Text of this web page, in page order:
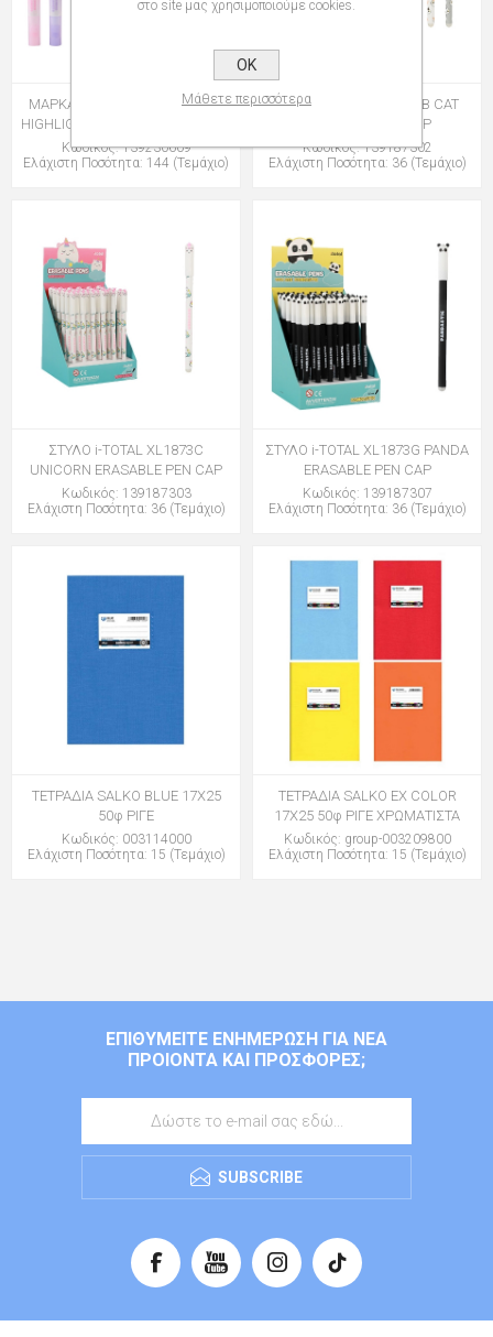
ΜΑΡΚΑΔΟΡΟΙ i-TOTAL XL2306I
HIGHLIGHTER-STAMP ASSORTED
Κωδικός: 139230609
Ελάχιστη Ποσότητα: 144 (Τεμάχιο)
ΣΤΥΛΟ i-TOTAL XL1873B CAT
ERASABLE PEN CAP
Κωδικός: 139187302
Ελάχιστη Ποσότητα: 36 (Τεμάχιο)
ΣΤΥΛΟ i-TOTAL XL1873C
UNICORN ERASABLE PEN CAP
Κωδικός: 139187303
Ελάχιστη Ποσότητα: 36 (Τεμάχιο)
ΣΤΥΛΟ i-TOTAL XL1873G PANDA
ERASABLE PEN CAP
Κωδικός: 139187307
Ελάχιστη Ποσότητα: 36 (Τεμάχιο)
ΤΕΤΡΑΔΙΑ SALKO BLUE 17Χ25
50φ ΡΙΓΕ
Κωδικός: 003114000
Ελάχιστη Ποσότητα: 15 (Τεμάχιο)
ΤΕΤΡΑΔΙΑ SALKO EX COLOR
17Χ25 50φ ΡΙΓΕ ΧΡΩΜΑΤΙΣΤΑ
Κωδικός: group-003209800
Ελάχιστη Ποσότητα: 15 (Τεμάχιο)
ΕΠΙΘΥΜΕΊΤΕ ΕΝΗΜΈΡΩΣΗ ΓΙΑ ΝΈΑ
ΠΡΟΙΌΝΤΑ ΚΑΙ ΠΡΟΣΦΟΡΈΣ;
SUBSCRIBE
στο site μας χρησιμοποιούμε cookies.
OK
Μάθετε περισσότερα